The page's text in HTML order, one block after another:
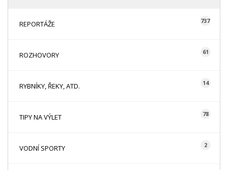
REPORTÁŽE 737
ROZHOVORY 61
RYBNÍKY, ŘEKY, ATD. 14
TIPY NA VÝLET 78
VODNÍ SPORTY 2